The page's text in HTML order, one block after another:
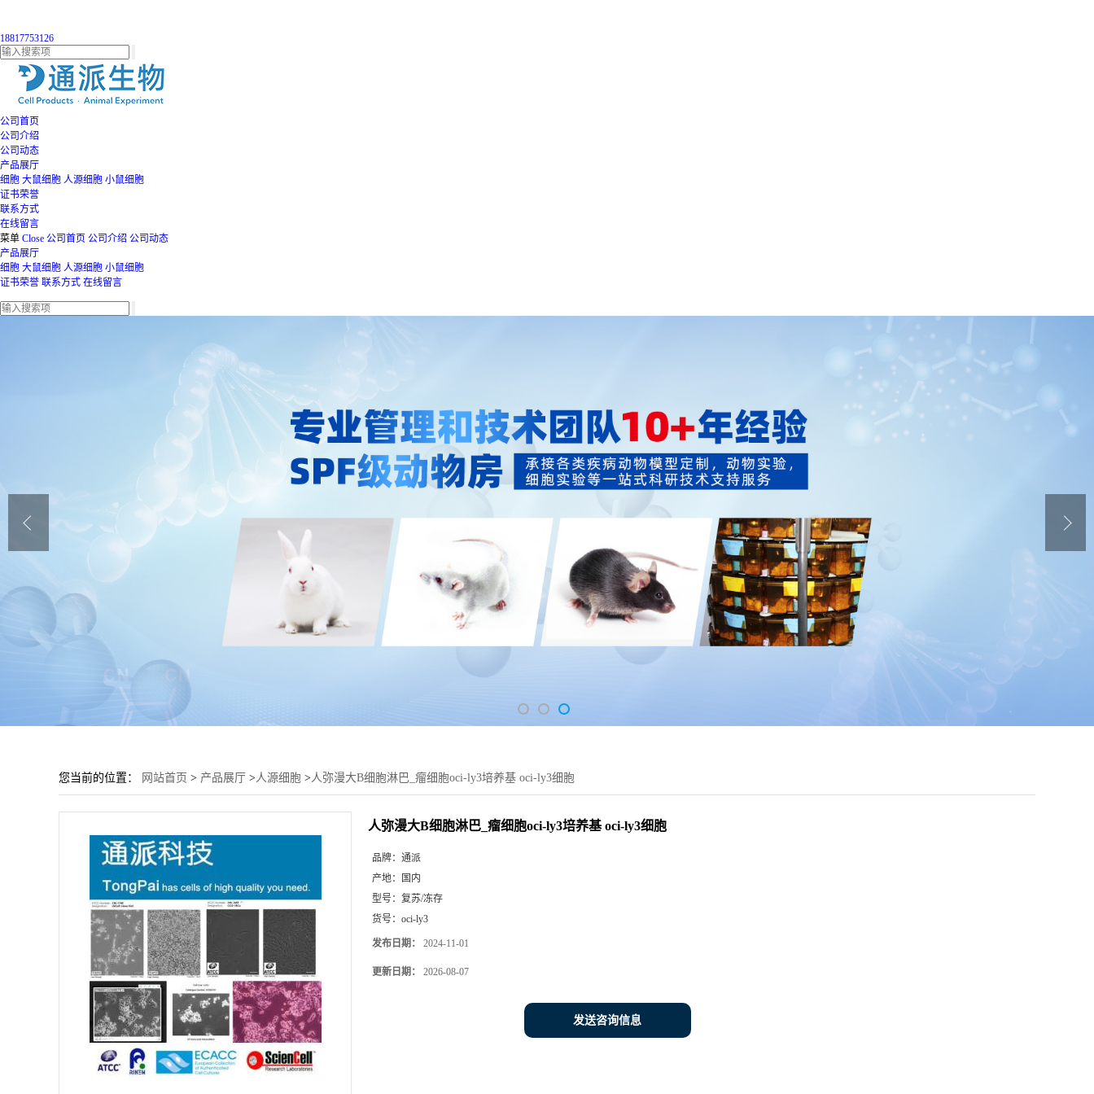
18817753126
公司首页
公司介绍
公司动态
产品展厅
细胞 大鼠细胞 人源细胞 小鼠细胞
证书荣誉
联系方式
在线留言
菜单 Close 公司首页 公司介绍 公司动态
产品展厅
细胞 大鼠细胞 人源细胞 小鼠细胞
证书荣誉 联系方式 在线留言
您当前的位置： 网站首页 > 产品展厅 >人源细胞 >人弥漫大B细胞淋巴_瘤细胞oci-ly3培养基 oci-ly3细胞
人弥漫大B细胞淋巴_瘤细胞oci-ly3培养基 oci-ly3细胞
品牌： 通派
产地：
国内
型号： 复苏/冻存
货号： oci-ly3
发布日期： 2024-11-01
更新日期： 2026-08-07
发送咨询信息